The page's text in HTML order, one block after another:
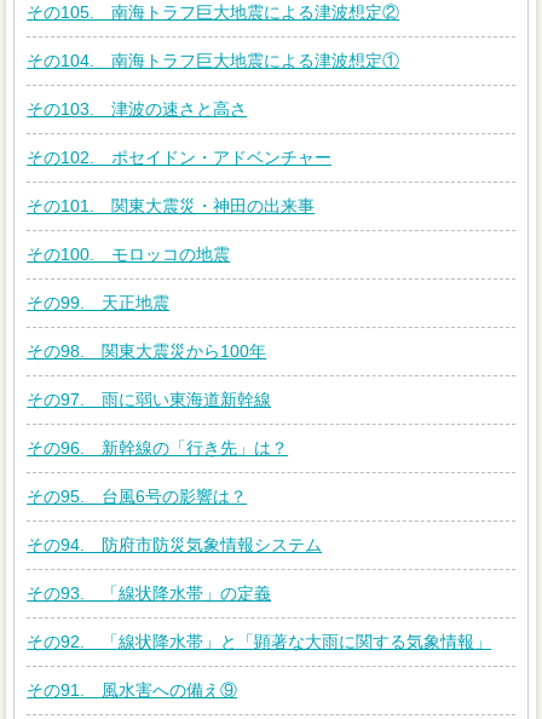
その105. 南海トラフ巨大地震による津波想定②
その104. 南海トラフ巨大地震による津波想定①
その103. 津波の速さと高さ
その102. ポセイドン・アドベンチャー
その101. 関東大震災・神田の出来事
その100. モロッコの地震
その99. 天正地震
その98. 関東大震災から100年
その97. 雨に弱い東海道新幹線
その96. 新幹線の「行き先」は？
その95. 台風6号の影響は？
その94. 防府市防災気象情報システム
その93. 「線状降水帯」の定義
その92. 「線状降水帯」と「顕著な大雨に関する気象情報」
その91. 風水害への備え⑨